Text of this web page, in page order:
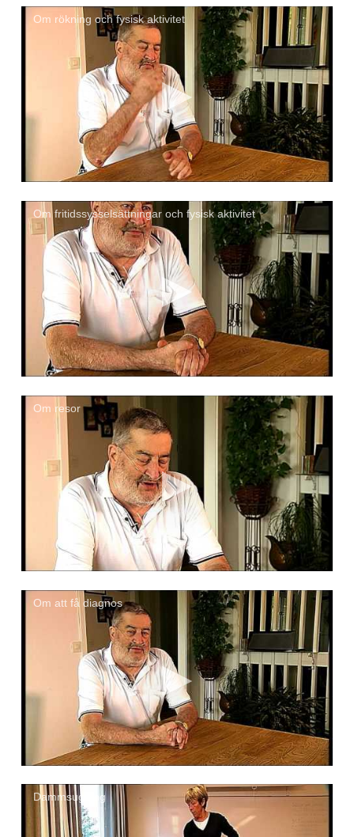
Om rökning och fysisk aktivitet
Om fritidssysselsättningar och fysisk aktivitet
Om resor
Om att få diagnos
Dammsugning